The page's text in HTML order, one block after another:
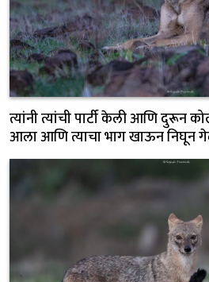
त्यांनी त्यांची पार्टी केली आणि दुरून
आला आणि त्याचा भाग खाऊन निघून